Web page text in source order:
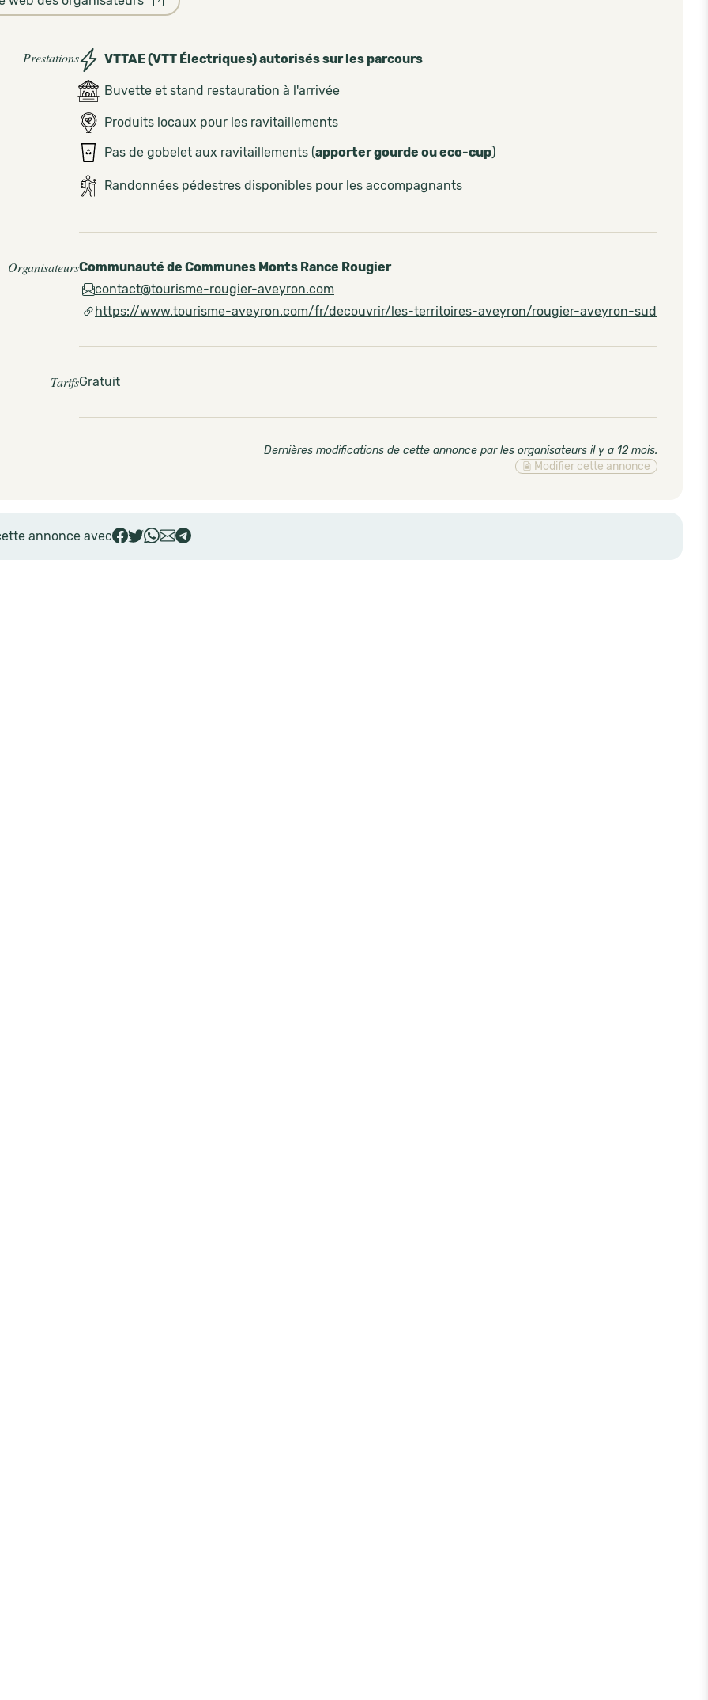
Prestations VTTAE (VTT Électriques) autorisés sur les parcours
Buvette et stand restauration à l'arrivée
Produits locaux pour les ravitaillements
Pas de gobelet aux ravitaillements (apporter gourde ou eco-cup)
Randonnées pédestres disponibles pour les accompagnants
OrganisateursCommunauté de Communes Monts Rance Rougier
contact@tourisme-rougier-aveyron.com
https://www.tourisme-aveyron.com/fr/decouvrir/les-territoires-aveyron/rougier-aveyron-sud
TarifsGratuit
Dernières modifications de cette annonce par les organisateurs il y a 12 mois.
Modifier cette annonce
annonce avec